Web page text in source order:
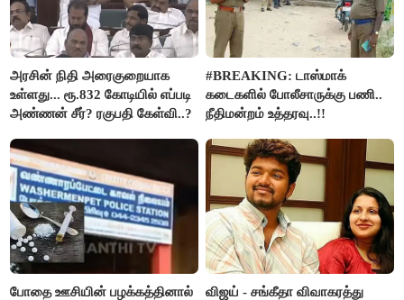
அரசின் நிதி அரைகுறையாக
உள்ளது... ரூ.832 கோடியில் எப்படி
அண்ணன் சீர்? ரகுபதி கேள்வி..?
#BREAKING: டாஸ்மாக்
கடைகளில் போலீசாருக்கு பணி..
நீதிமன்றம் உத்தரவு..!!
போதை ஊசியின் பழக்கத்தினால்
விஜய் - சங்கீதா விவாகரத்து